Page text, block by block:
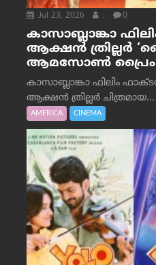
Jul 23, 2026 . 0
കാസാബ്ലാങ്കാ
ആക്ഷൻ ത്രില്ലർ
ആമസോൺ പ്രൈം
കാസാബ്ലാങ്കാ ഫിലിം
ആക്ഷൻ ത്രില്ലർ ചിത്രമായ...
AMERICA CINEMA